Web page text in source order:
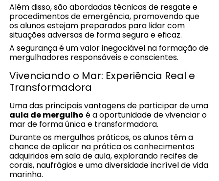
Além disso, são abordadas técnicas de resgate e
procedimentos de emergência, promovendo que
os alunos estejam preparados para lidar com
situações adversas de forma segura e eficaz.
A segurança é um valor inegociável na formação de
mergulhadores responsáveis e conscientes.
Vivenciando o Mar: Experiência Real e
Transformadora
Uma das principais vantagens de participar de uma
aula de mergulho é a oportunidade de vivenciar o
mar de forma única e transformadora.
Durante os mergulhos práticos, os alunos têm a
chance de aplicar na prática os conhecimentos
adquiridos em sala de aula, explorando recifes de
corais, naufrágios e uma diversidade incrível de vida
marinha.